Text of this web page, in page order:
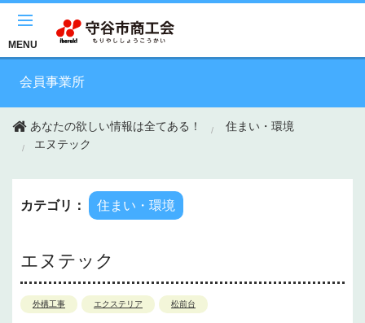
MENU
会員事業所
あなたの欲しい情報は全てある！
住まい・環境
エヌテック
カテゴリ： 住まい・環境
エヌテック
外構工事 エクステリア 松前台